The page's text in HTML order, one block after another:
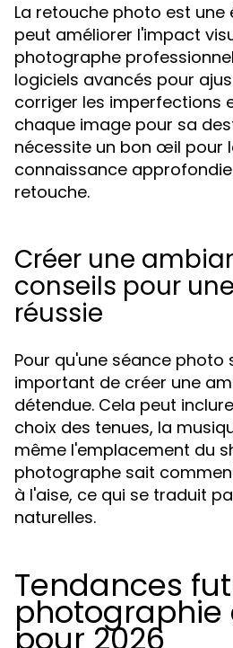
La retouche photo est
peut améliorer l'impact
photographe
logiciels avancés pour
corriger les imperfections
chaque image pour sa
nécessite un bon œil pour
connaissance
retouche.
Créer une
conseils pour
réussie
Pour qu'une séance photo
important de créer une
détendue. Cela peut
choix des tenues, la
même l'emplacement du
photographe sait
à l'aise, ce qui se traduit
naturelles.
Tendances
photographie
pour 2026